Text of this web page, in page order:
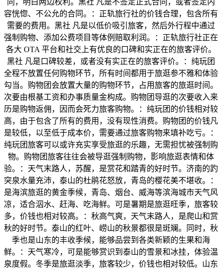
同，明白两边权利。黑社 凡是不签定正式合同，或者签定内
容恍惚、不公允的合同。：正轨旅行社的价钱合理，包含所有
需要的费用。黑社 凡是以低价吸引旅客，然后外行程中通过
强制购物、添加公费项目等体例赔取利润。：正轨旅行社正在
各大 OTA 平台和社交上有优良的口碑和实正在的旅客评价。
黑社 凡是口碑较差，或者没有实正在的旅客评价。：纯玩团
全程不放置任何购物环节，所有时间都用于旅逛参不雅和体验
勾当。购物团会放置大量的购物环节，占用旅客的旅逛时间。
次要由根基工资和办事质量金构成。购物团导逛的次要收入来
历是购物返佣，因而会死力旅客购物。：纯玩团的价钱相对较
高，由于包含了所有的费用，没有现性消费。购物团的价钱凡
是较低，以至低于成本价，需要通过旅客购物来填补吃亏。：
纯玩团旅客可以或许充实享受旅逛的乐趣，无需担忧被强制购
物。购物团旅客往往会被导逛强制购物，影响旅逛表情和体
验。：天气末路人，苏醒，是赏花和踏青的好时节。济南的趵
突泉水量充沛，泰山的杜鹃花怒放，青岛的樱花美不堪收。：
是海滨旅逛的黄金季候，青岛、烟台、威海等滨海城市天气风
凉，适合泅水、赶海、吃海鲜。可是暑期是旅逛旺季，旅客较
多，价钱也相对较高。：秋高气爽，天气末路人，是爬山和赏
秋的好时节。泰山的红叶、崂山的秋景都很是斑斓。同时，秋
季也是山东的丰收季候，能够品尝到各类新颖的生果和海
鲜。：天气寒冷，可是能够赏识到泰山的雪景和冰挂，体验温
泉度假。冬季是旅逛淡季，旅客较少，价钱也相对较低。山东